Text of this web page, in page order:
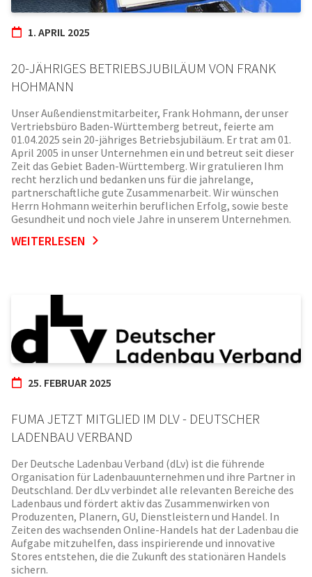
1. APRIL 2025
20-JÄHRIGES BETRIEBSJUBILÄUM VON FRANK
HOHMANN
Unser Außendienstmitarbeiter, Frank Hohmann, der unser
Vertriebsbüro Baden-Württemberg betreut, feierte am
01.04.2025 sein 20-jähriges Betriebsjubiläum. Er trat am 01.
April 2005 in unser Unternehmen ein und betreut seit dieser
Zeit das Gebiet Baden-Württemberg. Wir gratulieren Ihm
recht herzlich und bedanken uns für die jahrelange,
partnerschaftliche gute Zusammenarbeit. Wir wünschen
Herrn Hohmann weiterhin beruflichen Erfolg, sowie beste
Gesundheit und noch viele Jahre in unserem Unternehmen.
WEITERLESEN
25. FEBRUAR 2025
FUMA JETZT MITGLIED IM DLV - DEUTSCHER
LADENBAU VERBAND
Der Deutsche Ladenbau Verband (dLv) ist die führende
Organisation für Ladenbauunternehmen und ihre Partner in
Deutschland. Der dLv verbindet alle relevanten Bereiche des
Ladenbaus und fördert aktiv das Zusammenwirken von
Produzenten, Planern, GU, Dienstleistern und Handel. In
Zeiten des wachsenden Online-Handels hat der Ladenbau die
Aufgabe mitzuhelfen, dass inspirierende und innovative
Stores entstehen, die die Zukunft des stationären Handels
sichern.